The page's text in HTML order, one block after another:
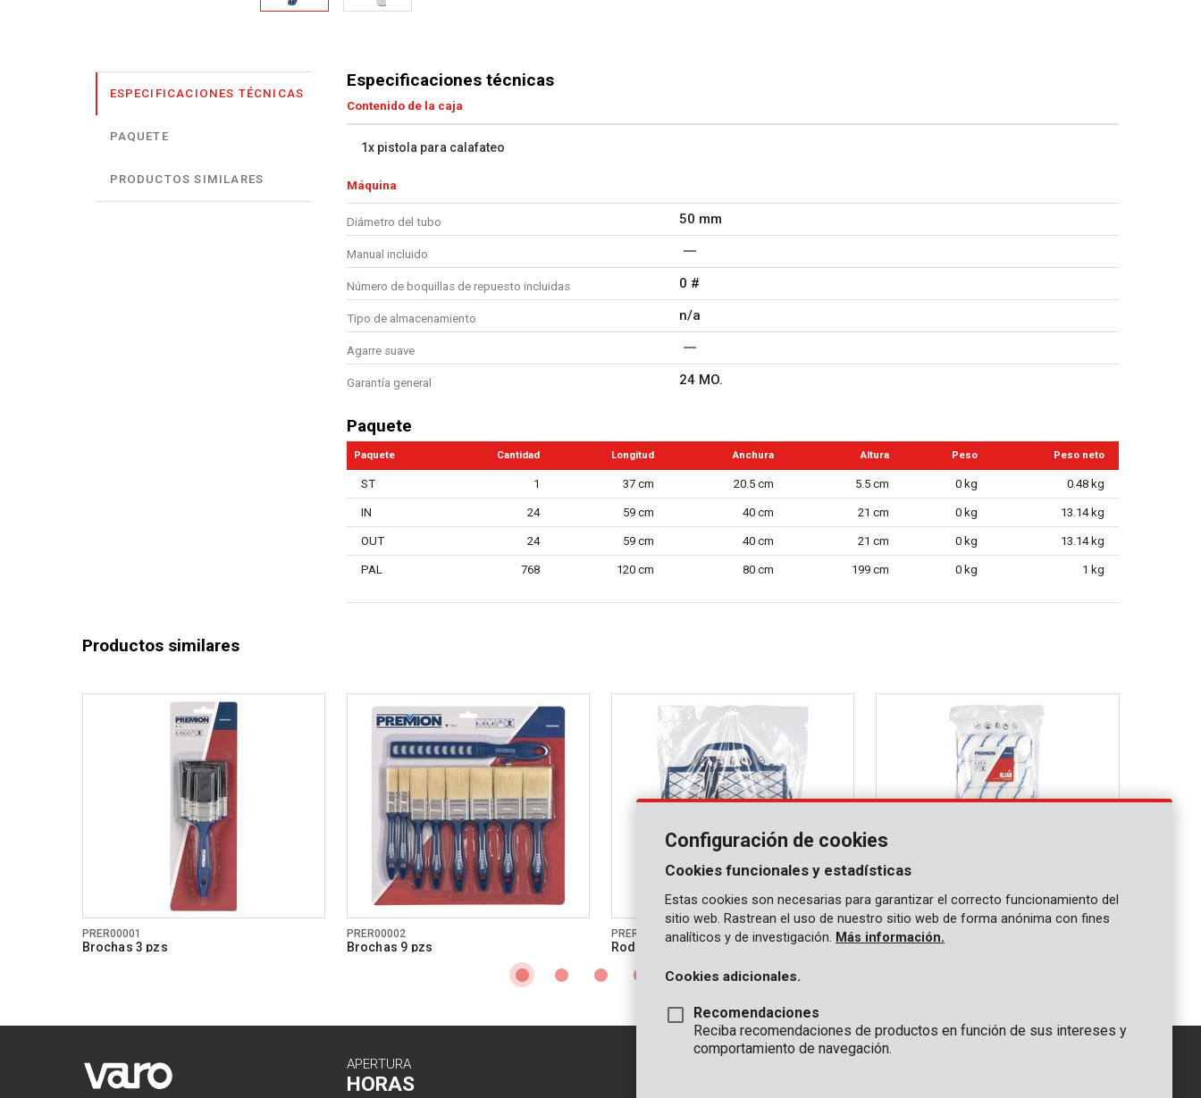
ESPECIFICACIONES TÉCNICAS
PAQUETE
PRODUCTOS SIMILARES
Especificaciones técnicas
Contenido de la caja
1x pistola para calafateo
Máquina
Diámetro del tubo 50 mm
Manual incluido
Número de boquillas de repuesto incluidas 0 #
Tipo de almacenamiento n/a
Agarre suave
Garantía general 24 MO.
Paquete
Paquete Cantidad Longitud Anchura Altura Peso Peso neto
ST 1 37 cm 20.5 cm 5.5 cm 0 kg 0.48 kg
IN 24 59 cm 40 cm 21 cm 0 kg 13.14 kg
OUT 24 59 cm 40 cm 21 cm 0 kg 13.14 kg
PAL 768 120 cm 80 cm 199 cm 0 kg 1 kg
Productos similares
PRER00001
Brochas 3 pzs
PRER00002
Brochas 9 pzs
PRER00003
Rodillos para pintar acrílico 4 pzs
PRER00004
Rodillos para pintar acrílico 4 pzs
APERTURA
HORAS
Configuración de cookies
Cookies funcionales y estadísticas
Estas cookies son necesarias para garantizar el correcto funcionamiento del
sitio web. Rastrean el uso de nuestro sitio web de forma anónima con fines
analíticos y de investigación. Más información.
Cookies adicionales.
Recomendaciones
Reciba recomendaciones de productos en función de sus intereses y
comportamiento de navegación.